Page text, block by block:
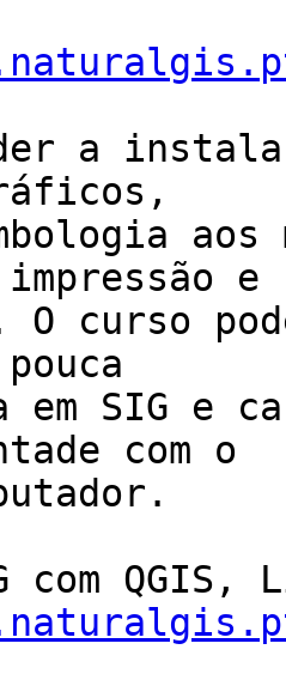
a
aos
e
O curso
em SIG e
com o